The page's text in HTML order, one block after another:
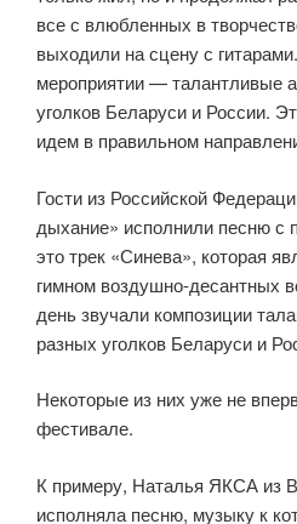
все с влюбленных в
выходили на сцену с
мероприятии — талантливые
уголков Беларуси и России.
идем в правильном
Гости из Российской
дыхание» исполнили песню с
это трек «Синева», которая
гимном воздушно-десантных
день звучали композиции
разных уголков Беларуси и
Некоторые из них уже не
фестивале.
К примеру, Наталья ЯКСА из
исполняла песню, музыку к